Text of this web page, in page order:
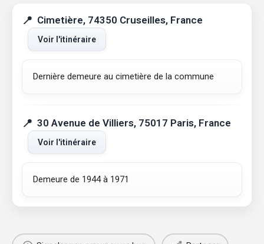
Cimetière, 74350 Cruseilles, France
Voir l'itinéraire
Dernière demeure au cimetière de la commune
30 Avenue de Villiers, 75017 Paris, France
Voir l'itinéraire
Demeure de 1944 à 1971